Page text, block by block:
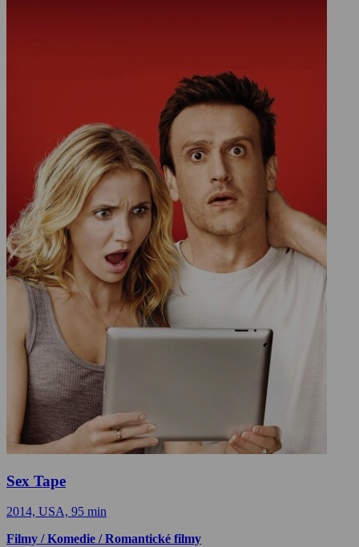
Sex Tape
2014, USA, 95 min
Filmy / Komedie / Romantické filmy